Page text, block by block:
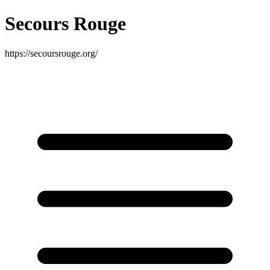
Secours Rouge
https://secoursrouge.org/